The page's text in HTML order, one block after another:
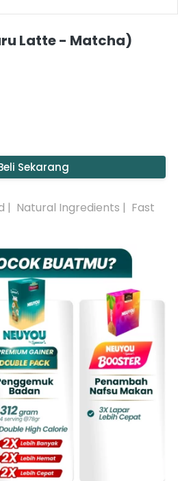
Latte - Matcha)
Sekarang
|  Natural Ingredients |  Fast